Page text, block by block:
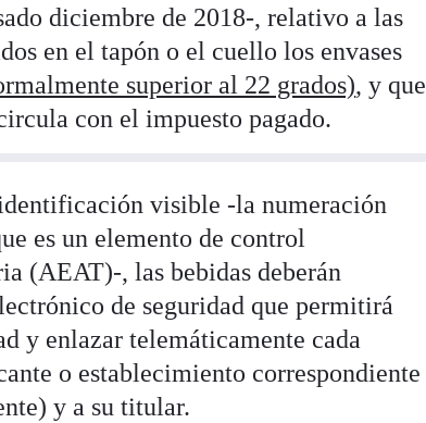
diciembre de 2018-, relativo a las
en el tapón o el cuello los envases
superior al 22 grados), y que
con el impuesto pagado.
visible -la numeración
es un elemento de control
(AEAT)-, las bebidas deberán
de seguridad que permitirá
y enlazar telemáticamente cada
o establecimiento correspondiente
y a su titular.